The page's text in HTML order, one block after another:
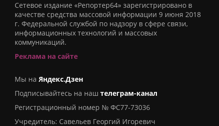
Сетевое издание «Репортер64» зарегистрировано в
качестве средства массовой информации 9 июня 2018
г. Федеральной службой по надзору в сфере связи,
информационных технологий и массовых
коммуникаций.
Реклама на сайте
Мы на Яндекс.Дзен
Подписывайтесь на наш телеграм-канал
Регистрационный номер № ФС77-73036
Учредитель: Савельев Георгий Игоревич